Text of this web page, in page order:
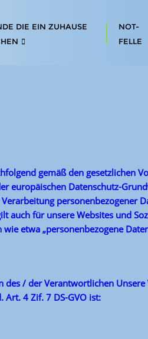
DIE EIN ZUHAUSE
NOT-
FELLE
gemäß den gesetzlichen
europäischen Datenschutz-
personenbezogener
auch für unsere Websites und
etwa „personenbezogene
des / der Verantwortlichen
Art. 4 Zif. 7 DS-GVO ist: